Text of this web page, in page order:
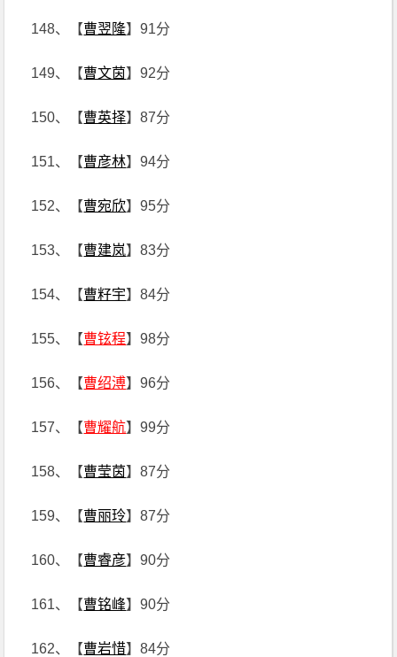
148、【曹翌隆】91分
149、【曹文茵】92分
150、【曹英择】87分
151、【曹彦林】94分
152、【曹宛欣】95分
153、【曹建岚】83分
154、【曹籽宇】84分
155、【曹铉程】98分
156、【曹绍溥】96分
157、【曹耀航】99分
158、【曹莹茵】87分
159、【曹丽玲】87分
160、【曹睿彦】90分
161、【曹铭峰】90分
162、【曹岩惜】84分